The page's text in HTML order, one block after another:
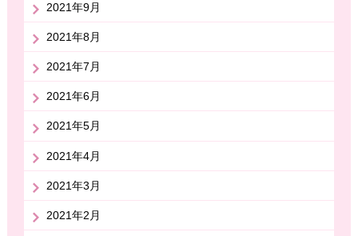
2021年9月
2021年8月
2021年7月
2021年6月
2021年5月
2021年4月
2021年3月
2021年2月